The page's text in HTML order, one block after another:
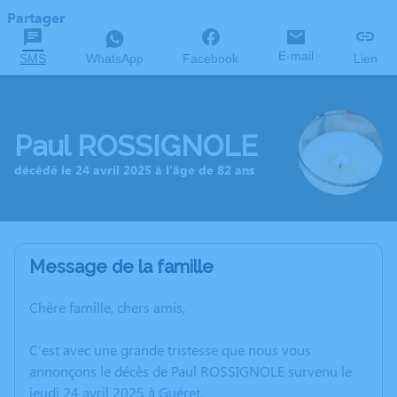
Partager
SMS WhatsApp Facebook E-mail Lien
Paul ROSSIGNOLE
décédé le 24 avril 2025 à l'âge de 82 ans
Message de la famille
Chère famille, chers amis,
C’est avec une grande tristesse que nous vous
annonçons le décès de Paul ROSSIGNOLE survenu le
jeudi 24 avril 2025 à Guéret.